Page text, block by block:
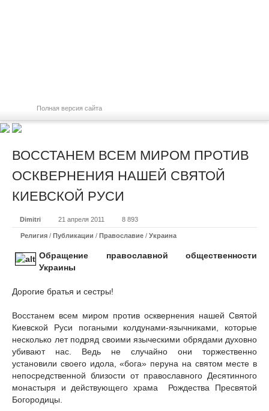
Полная версия сайта
ВОССТАНЕМ ВСЕМ МИРОМ ПРОТИВ
ОСКВЕРНЕНИЯ НАШЕЙ СВЯТОЙ
КИЕВСКОЙ РУСИ
Dimitri 21 апреля 2011 8 893
Религия / Публикации / Православие / Украина
Обращение православной общественности
Украины
Дорогие братья и сестры!
Восстанем всем миром против осквернения нашей Святой
Киевской Руси погаными колдунами-язычниками, которые
несколько лет подряд своими языческими обрядами духовно
убивают нас. Ведь не случайно они торжественно
установили своего идола, «бога» перуна на святом месте в
непосредственной близости от православного Десятинного
монастыря и действующего храма Рождества Пресвятой
Богородицы.